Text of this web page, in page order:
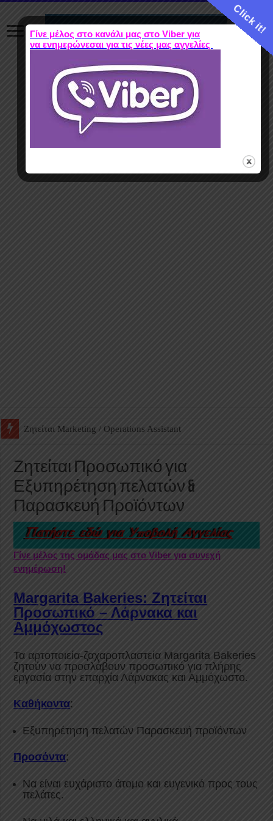
Ζητείται Βοηθός Αποθήκης σε Φαρμακείο
Ζητείται Προσωπικό για
Εξυπηρέτηση πελατών &
Παρασκευή Προϊόντων
Γίνε μέλος της ομάδας μας στο Viber για συνεχή
ενημέρωση!
Margarita Bakeries: Ζητείται
Προσωπικό – Λάρνακα και
Αμμόχωστος
Τα αρτοποιεία-ζαχαροπλαστεία Margarita Bakeries
ζητούν να προσλάβουν προσωπικό για πλήρης
εργασία στην επαρχία Λάρνακας και Αμμόχωστο.
Καθήκοντα:
Εξυπηρέτηση πελατών Παρασκευή προϊόντων
Προσόντα:
Να είναι ευχάριστο άτομο και ευγενικό προς τους
πελάτες.
Click it!
Γίνε μέλος στο κανάλι μας στο Viber για
να ενημερώνεσαι για τις νέες μας αγγελίες